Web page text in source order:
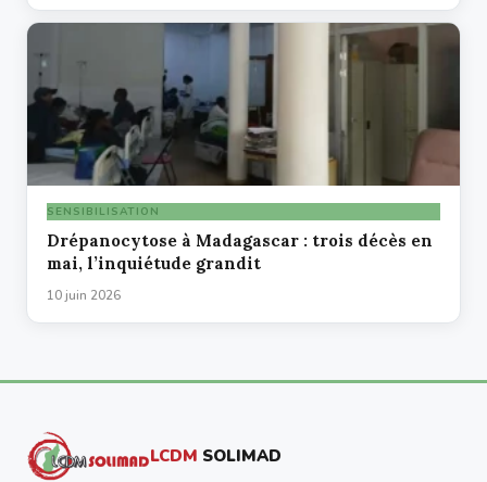
SENSIBILISATION
Drépanocytose à Madagascar : trois décès en
mai, l’inquiétude grandit
10 juin 2026
LCDM SOLIMAD